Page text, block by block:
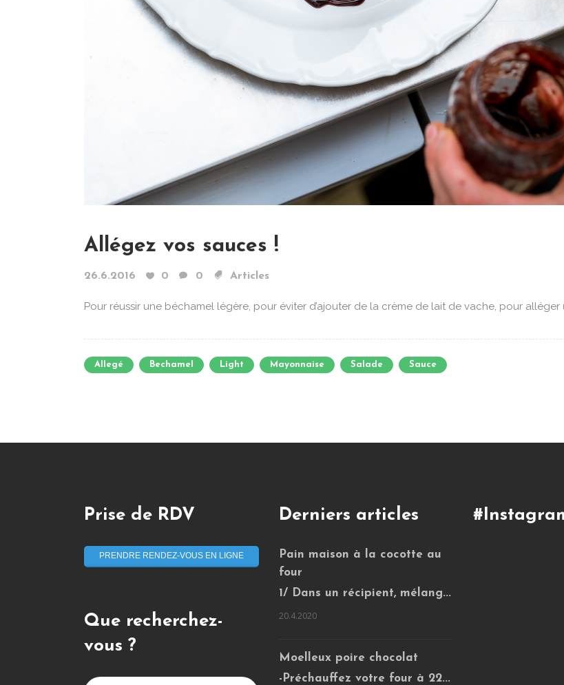
Allégez vos sauces !
26.6.2016 0 0 Articles
Pour réussir une béchamel légère, pour éviter d’ajouter de la crème de lait de vache, pour
Allegé Bechamel Light Mayonnaise Salade Sauce
Prise de RDV
PRENDRE RENDEZ-VOUS EN LIGNE
Que recherchez-
vous ?
Derniers articles
Pain maison à la cocotte au
four
1/ Dans un récipient, mélang...
20.4.2020
Moelleux poire chocolat
-Préchauffez votre four à 22...